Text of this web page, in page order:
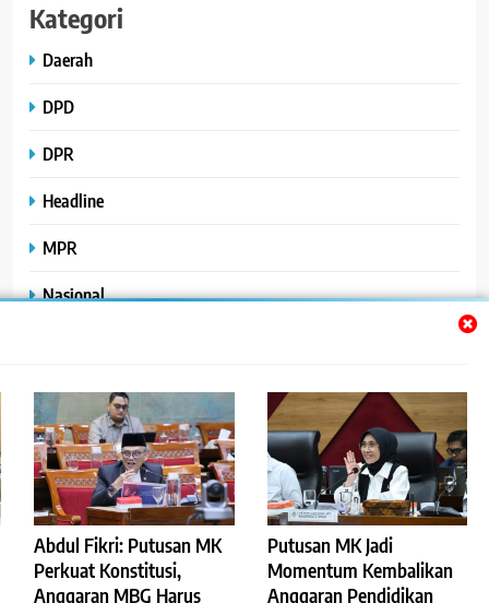
Abdul Fikri: Putusan MK
Perkuat Konstitusi,
Anggaran MBG Harus
Putusan MK Jadi
Momentum Kembalikan
Anggaran Pendidikan
Kategori
Daerah
DPD
DPR
Headline
MPR
Nasional
Polhukam
Uncategorized
©2023 ReportaseBisnis.